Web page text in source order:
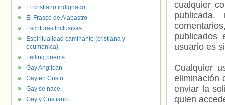
cualquier
usuario es
Cualquier
eliminación
enviar la
quien
El cristiano indignado
El Frasco de Alabastro
Escrituras Inclusivas
Espiritualidad caminante (cristiana y
ecuménica)
Falling poems
Gay Anglican
Gay en Cristo
Gay se nace.
Gay y Cristiano